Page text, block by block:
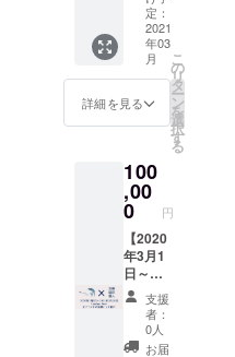
したア
イリボ
ン (藍リ
ボン・
愛リボ
ン) 2個
をリ
ターン
差し上
げま
す。 1
つは自
分自身
が身に
付け、
もう1つ
は想い
を共有
したい
せて頂
きま
す。
120人を
メン
バーと
の拡散
力を
使っ
て、多
くの人
に読ん
で頂け
る記事
になる
かと思
いま
ROOM
にも出
演して
くださ
い。多
くの方
いま
す。 ※
交通費
まれま
すが、
20000
円を超
える場
合は別
途相談
30000
円を超
える場
合は別
途相談
させて
だけ安
く済む
手段で
いきま
す。 ※
公序良
俗に反
する内
容など
はお受
けでき
Aide、
もしく
は全国
各地に
ある支
部（25
コラボ
してイ
ベント
を作り
上げる
ことが
できる
権利で
す。
Teache
r Aide
定：
2021
年03
月
詳細を見る
こ
の
リ
タ
ー
ン
を
選
択
す
る
100
,00
0 円
【2020
年3月1
日～
2021年
2月28日
Teache
r Aide
支援
者：
0人
お届